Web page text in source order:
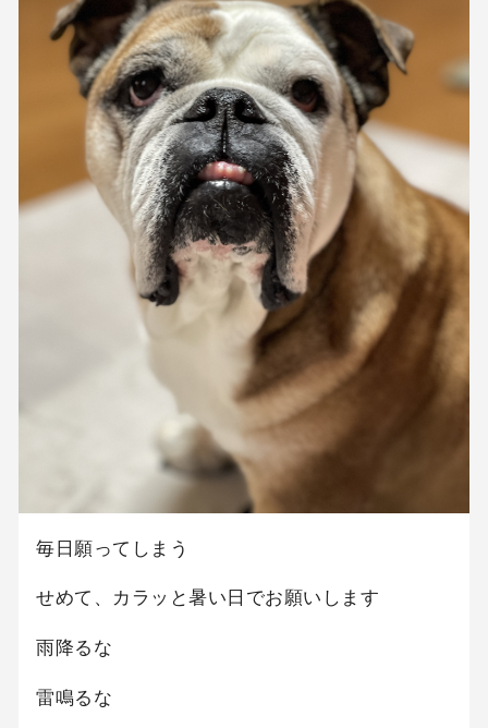
毎日願ってしまう
せめて、カラッと暑い日でお願いします
雨降るな
雷鳴るな